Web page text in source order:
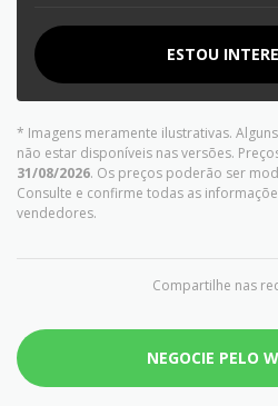
ESTOU
* Imagens meramente ilustrativas.
não estar disponíveis nas versões.
31/08/2026. Os preços poderão ser
Consulte e confirme todas as
vendedores.
Compartilhe nas
NEGOCIE PELO